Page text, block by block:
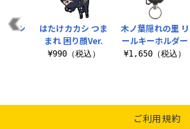
木ノ葉隠れの里 リ
ールキーホルダー
¥1,650（税込）
Tシ
はたけカカシ つま
まれ 困り顔Ver.
¥990（税込）
ご利用規約